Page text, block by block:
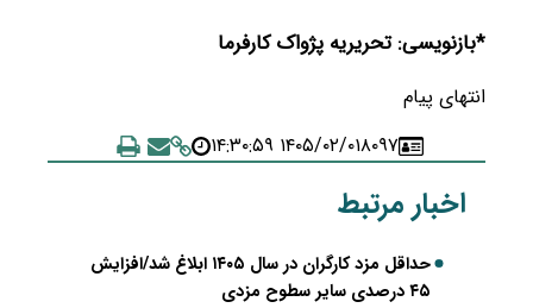
*بازنویسی: تحریریه پژواک کارفرما
انتهای پیام
۸۰۹۷۱۴۰۵/۰۲/۰۱ ۱۴:۳۰:۵۹
اخبار مرتبط
حداقل مزد کارگران در سال ۱۴۰۵ ابلاغ شد/افزایش
۴۵ درصدی سایر سطوح مزدی